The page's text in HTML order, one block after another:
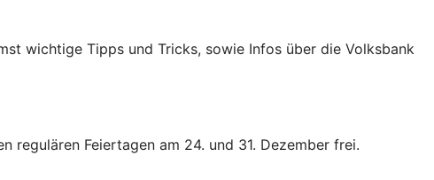
wichtige Tipps und Tricks, sowie Infos über die Volksbank
regulären Feiertagen am 24. und 31. Dezember frei.